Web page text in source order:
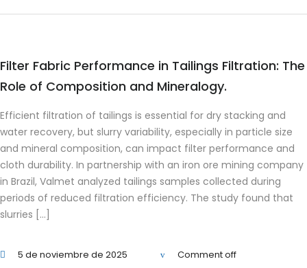
Filter Fabric Performance in Tailings Filtration: The
Role of Composition and Mineralogy.
Efficient filtration of tailings is essential for dry stacking and
water recovery, but slurry variability, especially in particle size
and mineral composition, can impact filter performance and
cloth durability. In partnership with an iron ore mining company
in Brazil, Valmet analyzed tailings samples collected during
periods of reduced filtration efficiency. The study found that
slurries […]
5 de noviembre de 2025 Comment off